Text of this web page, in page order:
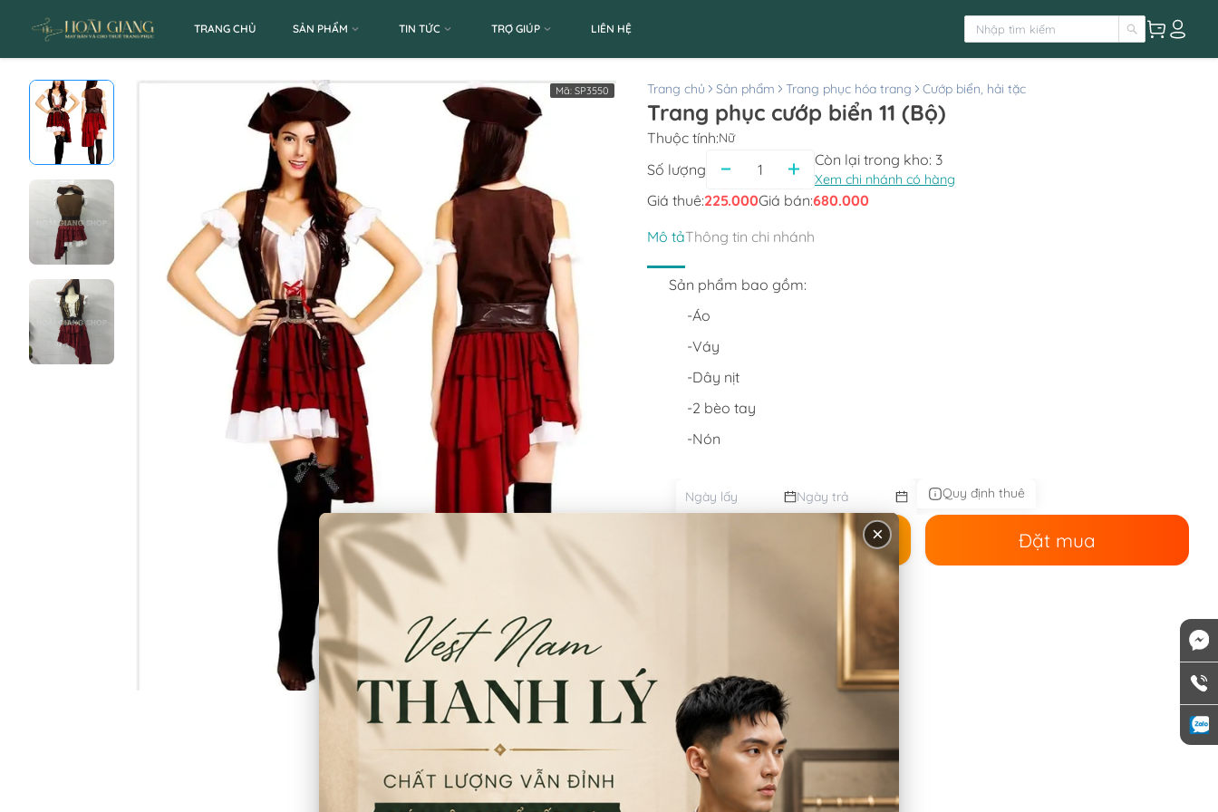
TRANG CHỦ SẢN PHẨM TIN TỨC TRỢ GIÚP LIÊN HỆ
Mã: SP3550 Trang chủ Sản phẩm Trang phục hóa trang Cướp biển, hải tặc
Trang phục cướp biển 11 (Bộ)
Thuộc tính:Nữ
Số lượng
Còn lại trong kho: 3
Xem chi nhánh có hàng
Giá thuê:225.000Giá bán:680.000
Mô tảThông tin chi nhánh
Sản phẩm bao gồm:
-Áo
-Váy
-Dây nịt
-2 bèo tay
-Nón
Quy định thuê
Đặt mua
×